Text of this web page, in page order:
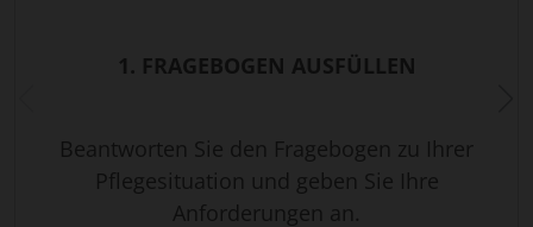
1. FRAGEBOGEN AUSFÜLLEN
Beantworten Sie den Fragebogen zu Ihrer
Pflegesituation und geben Sie Ihre
Anforderungen an.